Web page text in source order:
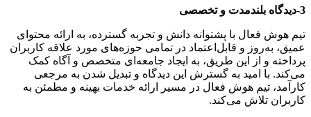
3-دیدگاه بلندمدت و تخصصی
تیم هوش فعال با پشتوانه دانش و تجربه گسترده، به ارائه محتوای
عمیق، به‌روز و قابل‌اعتماد در تمامی حوزه‌های مورد علاقه کاربران
پرداخته و از این طریق، به ایجاد جامعه‌ای متخصص و آگاه کمک
می‌کند. با امید به گسترش این دیدگاه و تبدیل شدن به مرجعی
کارآمد، تیم هوش فعال در مسیر ارائه خدمات بهینه و مطمئن به
کاربران تلاش می‌کند.